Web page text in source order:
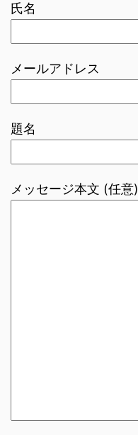
氏名
メールアドレス
題名
メッセージ本文 (任意)